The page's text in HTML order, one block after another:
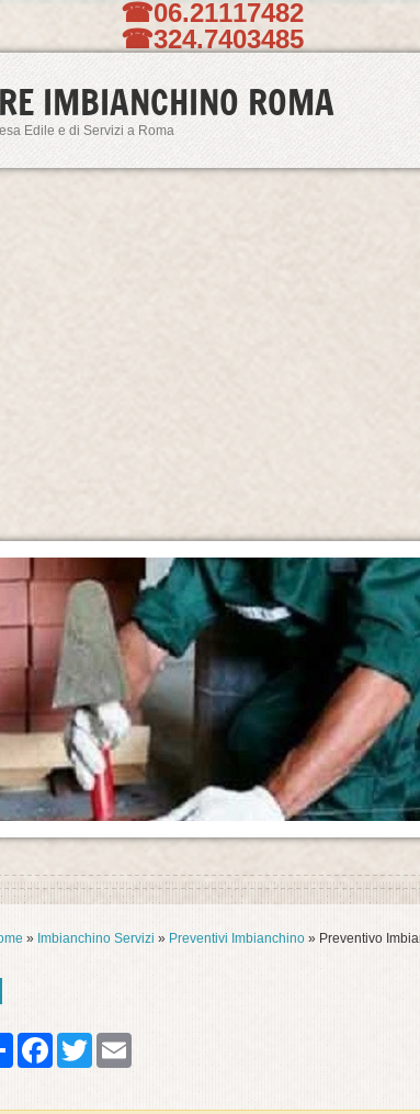
☎06.21117482
☎324.7403485
IMBIANCHINO ROMA
Edile e di Servizi a Roma
» Imbianchino Servizi » Preventivi Imbianchino » Preventivo
Share FacebookTwitter